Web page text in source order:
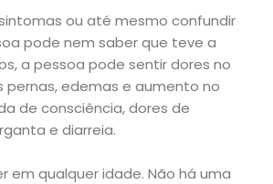
ou até mesmo confundir
pode nem saber que teve a
a pessoa pode sentir dores no
pernas, edemas e aumento no
de consciência, dores de
e diarreia.
em qualquer idade. Não há uma